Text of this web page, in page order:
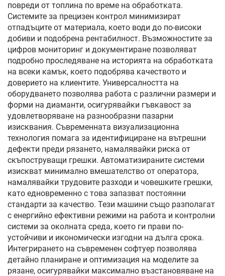
повреди от топлина по време на обработката.
Системите за прецизен контрол минимизират
отпадъците от материала, което води до по-високи
добиви и подобрена рентабилност. Възможностите за
цифров мониторинг и документиране позволяват
подробно проследяване на историята на обработката
на всеки камък, което подобрява качеството и
доверието на клиентите. Универсалността на
оборудването позволява работа с различни размери и
форми на диаманти, осигурявайки гъвкавост за
удовлетворяване на разнообразни пазарни
изисквания. Съвременната визуализационна
технология помага за идентифициране на вътрешни
дефекти преди рязането, намалявайки риска от
скъпоструващи грешки. Автоматизираните системи
изискват минимално вмешателство от оператора,
намалявайки трудовите разходи и човешките грешки,
като едновременно с това запазват постоянни
стандарти за качество. Тези машини също разполагат
с енергийно ефективни режими на работа и контролни
системи за околната среда, което ги прави по-
устойчиви и икономически изгодни на дълга срока.
Интегрирането на съвременен софтуер позволява
детайно планиране и оптимизация на моделите за
рязане, осигурявайки максимално възстановяване на